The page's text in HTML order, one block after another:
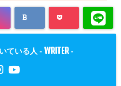
ている人 - WRITER -